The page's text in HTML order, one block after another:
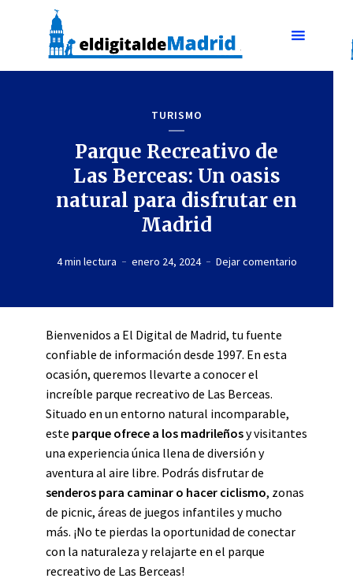
TURISMO
Parque Recreativo de
Las Berceas: Un oasis
natural para disfrutar en
Madrid
4 min lectura enero 24, 2024 Dejar comentario
Bienvenidos a El Digital de Madrid, tu fuente
confiable de información desde 1997. En esta
ocasión, queremos llevarte a conocer el
increíble parque recreativo de Las Berceas.
Situado en un entorno natural incomparable,
este parque ofrece a los madrileñosy visitantes
una experiencia única llena de diversión y
aventura al aire libre. Podrás disfrutar de
senderos para caminar o hacer ciclismo, zonas
de picnic, áreas de juegos infantiles y mucho
más. ¡No te pierdas la oportunidad de conectar
con la naturaleza y relajarte en el parque
recreativo de Las Berceas!